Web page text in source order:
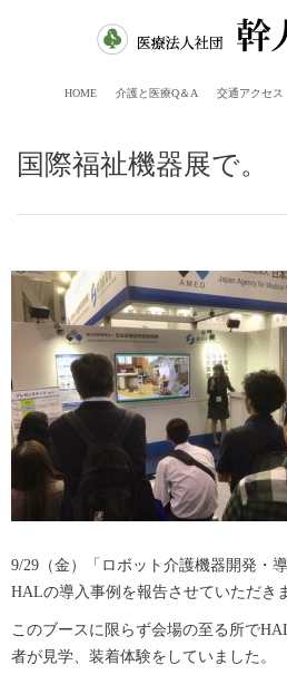
HOME 介護と医療Q＆A 交通アクセス
国際福祉機器展で。
9/29（金）「ロボット介護機器開発・
HALの導入事例を報告させていただき
このブースに限らず会場の至る所で
者が見学、装着体験をしていました。